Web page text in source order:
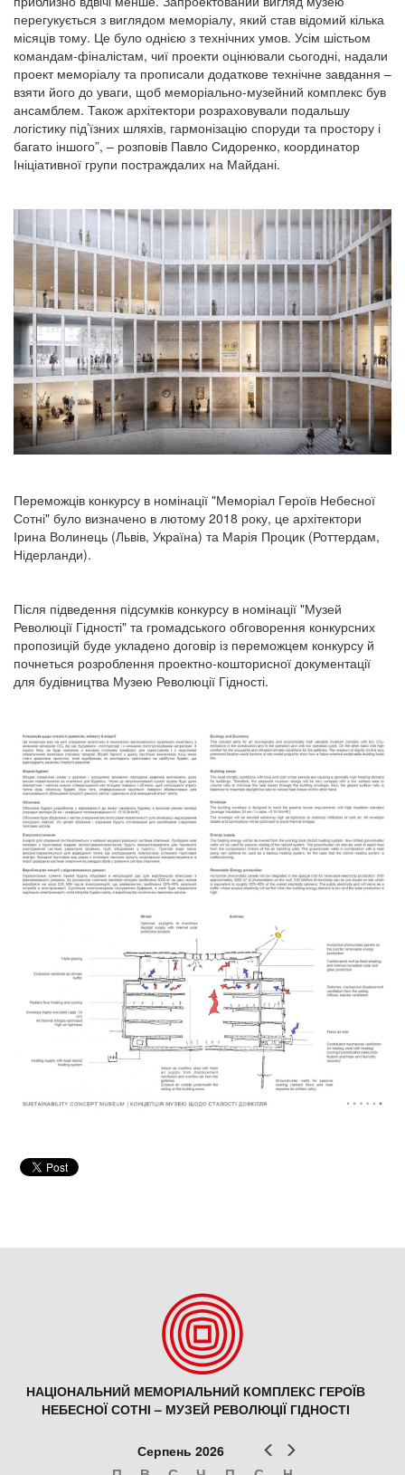
перегукується з виглядом меморіалу, який став відомий кілька
місяців тому. Це було однією з технічних умов. Усім шістьом
командам-фіналістам, чиї проекти оцінювали сьогодні, надали
проект меморіалу та прописали додаткове технічне завдання –
взяти його до уваги, щоб меморіально-музейний комплекс був
ансамблем. Також архітектори розраховували подальшу
логістику під’їзних шляхів, гармонізацію споруди та простору і
багато іншого”, – розповів Павло Сидоренко, координатор
Ініціативної групи постраждалих на Майдані.
Переможців конкурсу в номінації "Меморіал Героїв Небесної
Сотні" було визначено в лютому 2018 року, це архітектори
Ірина Волинець (Львів, Україна) та Марія Процик (Роттердам,
Нідерланди).
Після підведення підсумків конкурсу в номінації "Музей
Революції Гідності" та громадського обговорення конкурсних
пропозицій буде укладено договір із переможцем конкурсу й
почнеться розроблення проектно-кошторисної документації
для будівництва Музею Революції Гідності.
НАЦІОНАЛЬНИЙ МЕМОРІАЛЬНИЙ КОМПЛЕКС ГЕРОЇВ
НЕБЕСНОЇ СОТНІ – МУЗЕЙ РЕВОЛЮЦІЇ ГІДНОСТІ
Попер
Серпень 2026